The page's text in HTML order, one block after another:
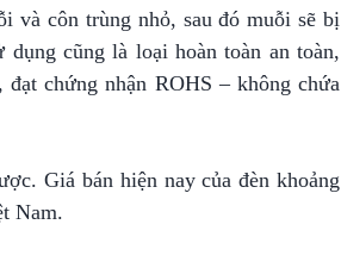
và côn trùng nhỏ, sau đó muỗi sẽ bị
cũng là loại hoàn toàn an toàn,
chứng nhận ROHS – không chứa
Giá bán hiện nay của đèn khoảng
Nam.